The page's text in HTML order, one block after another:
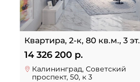
Квартира, 2-к, 80 кв.м., 3 эт.
14 326 200 р.
Калининград, Советский
проспект, 50, к 3